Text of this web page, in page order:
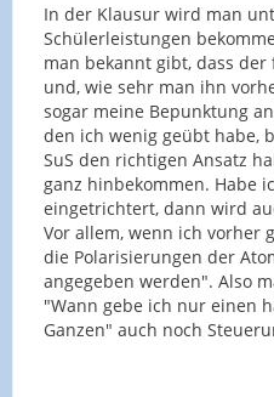
In der Klausur wird man
Schülerleistungen
man bekannt gibt, dass
und, wie sehr man ihn
sogar meine Bepunktung
den ich wenig geübt habe,
SuS den richtigen Ansatz
ganz hinbekommen. Habe
eingetrichtert, dann wird
Vor allem, wenn ich vorher
die Polarisierungen der
angegeben werden". Also
"Wann gebe ich nur einen
Ganzen" auch noch